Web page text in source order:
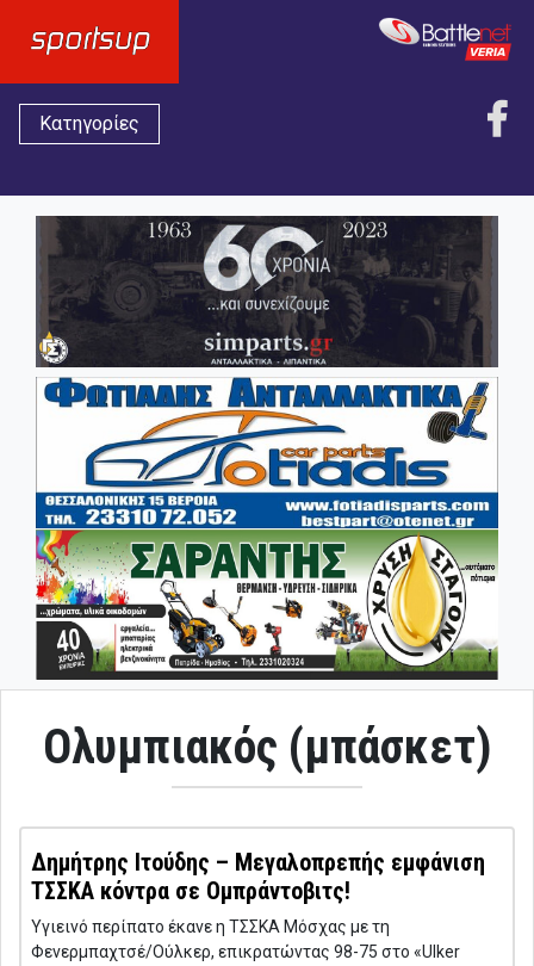
Κατηγορίες
Ολυμπιακός (μπάσκετ)
Δημήτρης Ιτούδης – Μεγαλοπρεπής εμφάνιση
ΤΣΣΚΑ κόντρα σε Ομπράντοβιτς!
Υγιεινό περίπατο έκανε η ΤΣΣΚΑ Μόσχας με τη
Φενερμπαχτσέ/Ούλκερ, επικρατώντας 98-75 στο «Ulker